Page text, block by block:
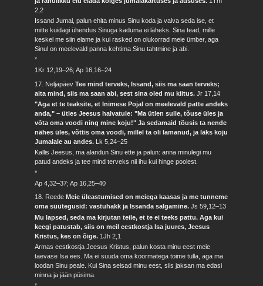
2,2
Issand Jumal, palun ehita minus Sinu koda ja valva seda ise, et
mitte kuidagi ühendus Sinuga kaduma ei läheks. Sina tead, mille
keskel me siin elame ja kui rasked on olukorrad meie ümber, aga
Sinul on meelevald panna kehtima Sinu tahtmine ja abi.
*
1Kr 12,19–26; Ap 16,16–24
17. NeljapäevTee mind terveks, Issand, siis ma saan terveks;
aita mind, siis ma saan abi, sest sina oled mu kiitus.Jr 17,14
"Aga et te teaksite, et Inimese Pojal on meelevald patte andeks
anda," – ütles Jeesus halvatule: "Ma ütlen sulle, tõuse üles ja
võta oma voodi ning mine koju!" Ja sedamaid tõusis ta nende
nähes üles, võttis oma voodi, millel ta oli lamanud, ja läks koju
Jumalale au andes. Lk 5,24–25
Kallis Jeesus, ma alandun Sinu ette ja palun: anna minulegi mu
patud andeks ja tee mind terveks nii ihu kui hinge poolest.
*
Ap 4,32–37; Ap 16,25–40
18. Reede Meie üleastumised on meiega kaasas ja me tunneme
oma süütegusid: vastuhakk ja Issanda salgamine.Js 59,12–13
Mu lapsed, seda ma kirjutan teile, et te ei teeks pattu. Aga kui
keegi patustab, siis on meil eestkostja Isa juures, Jeesus
Kristus, kes on õige. 1Jh 2,1
Armas eestkostja Jeesus Kristus, palun kosta minu eest meie
taevase Isa ees. Ma ei suuda oma koormatega toime tulla, aga ma
loodan Sinu peale. Kui Sina seisad minu eest, siis jaksan ma edasi
minna ja jään püsima.